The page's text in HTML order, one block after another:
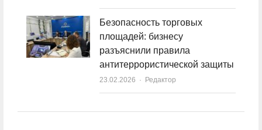
Безопасность торговых
площадей: бизнесу
разъяснили правила
антитеррористической защиты
23.02.2026 Author
Редактор